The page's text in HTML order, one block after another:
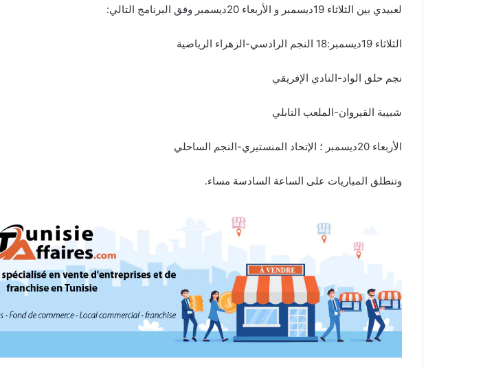
لعبيدي بين الثلاثاء 19ديسمبر و الأربعاء 20ديسمبر وفق البرنامج التالي:
الثلاثاء 19ديسمبر:18 النجم الرادسي-الزهراء الرياضية
نجم حلق الواد-النادي الإفريقي
شبيبة القيروان-الملعب النابلي
الأربعاء 20ديسمبر ؛ الإتحاد المنستيري-النجم الساحلي
وتنطلق المباريات على الساعة السادسة مساء.